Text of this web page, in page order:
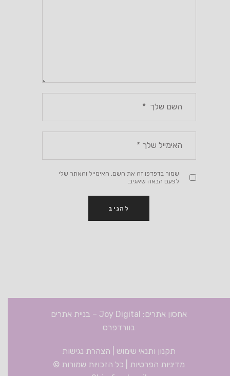
שמור בדפדפן זה את השם, האימייל והאתר שלי
לפעם הבאה שאגיב.
אחסון אתרים: Joy Digital – בניית אתרים
בוורדפרס
תקנון ותנאי שימוש
הצהרת נגישות
מדיניות הפרטיות
| כל הזכויות שמורות ©